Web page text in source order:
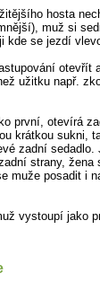
hosta
muž si
kde se jezdí
užitku např.
první, otevírá
krátkou sukni,
zadní
strany, žena
muže posadit i
vystoupí jako